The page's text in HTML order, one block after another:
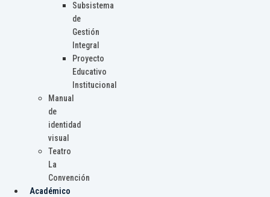
Subsistema
de
Gestión
Integral
Proyecto
Educativo
Institucional
Manual
de
identidad
visual
Teatro
La
Convención
Académico